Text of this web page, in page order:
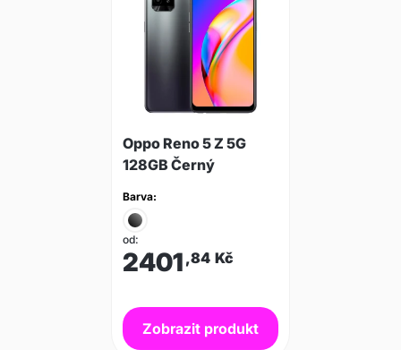
Oppo Reno 5 Z 5G
128GB Černý
Barva:
od:
2401 ,84 Kč
Zobrazit produkt